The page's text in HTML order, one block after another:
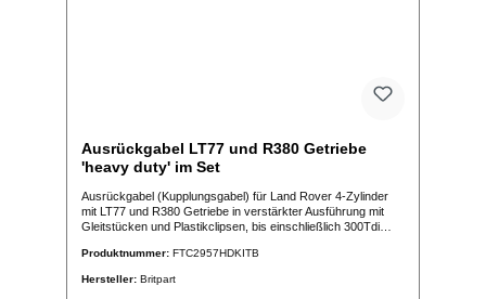
Ausrückgabel LT77 und R380 Getriebe
'heavy duty' im Set
Ausrückgabel (Kupplungsgabel) für Land Rover 4-Zylinder
mit LT77 und R380 Getriebe in verstärkter Ausführung mit
Gleitstücken und Plastikclipsen, bis einschließlich 300Tdi
Produktnummer: FTC2957HDKITB
Hersteller: Britpart